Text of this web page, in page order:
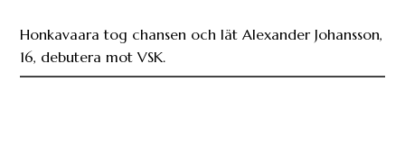
Honkavaara tog chansen och lät Alexander Johansson,
16, debutera mot VSK.